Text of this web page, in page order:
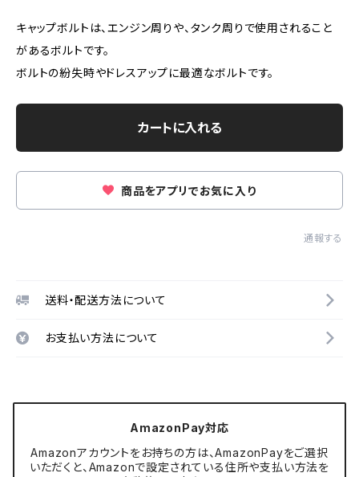
キャップボルトは、エンジン周りや、タンク周りで使用されること
があるボルトです。
ボルトの紛失時やドレスアップに最適なボルトです。
カートに入れる
商品をアプリでお気に入り
通報する
送料・配送方法について
お支払い方法について
AmazonPay対応
Amazonアカウントをお持ちの方は、AmazonPayをご選択
いただくと、Amazonで設定されている住所や支払い方法を